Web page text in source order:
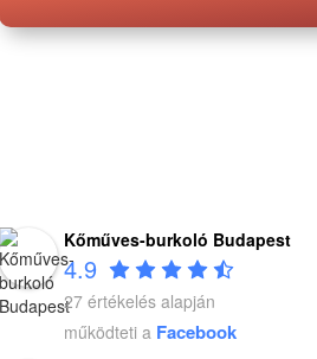
Kőműves-burkoló Budapest
4.9
27 értékelés alapján
működteti a Facebook